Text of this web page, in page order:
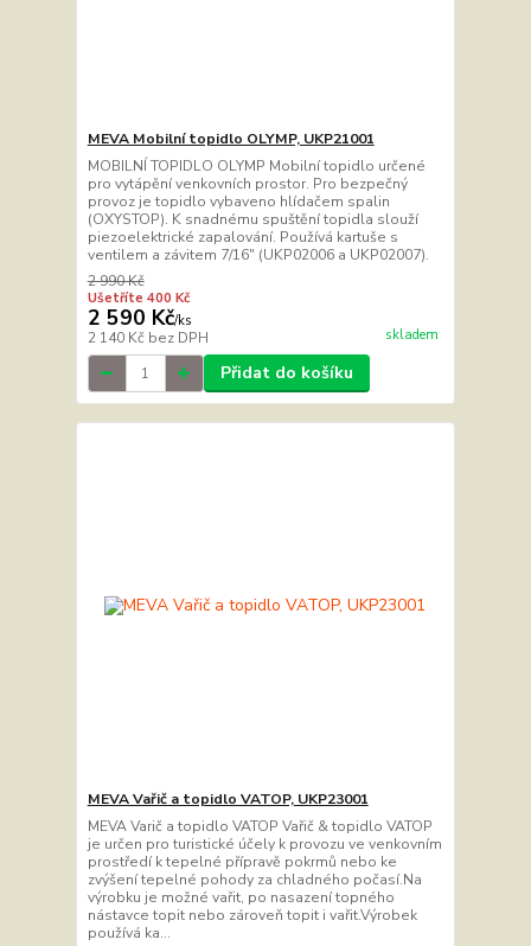
MEVA Mobilní topidlo OLYMP, UKP21001
MOBILNÍ TOPIDLO OLYMP Mobilní topidlo určené
pro vytápění venkovních prostor. Pro bezpečný
provoz je topidlo vybaveno hlídačem spalin
(OXYSTOP). K snadnému spuštění topidla slouží
piezoelektrické zapalování. Používá kartuše s
ventilem a závitem 7/16" (UKP02006 a UKP02007).
2 990 Kč
Ušetříte 400 Kč
2 590 Kč/ks
2 140 Kč bez DPH skladem
Přidat do košíku
MEVA Vařič a topidlo VATOP, UKP23001
MEVA Varič a topidlo VATOP Vařič & topidlo VATOP
je určen pro turistické účely k provozu ve venkovním
prostředí k tepelné přípravě pokrmů nebo ke
zvýšení tepelné pohody za chladného počasí.Na
výrobku je možné vařit, po nasazení topného
nástavce topit nebo zároveň topit i vařit.Výrobek
používá ka...